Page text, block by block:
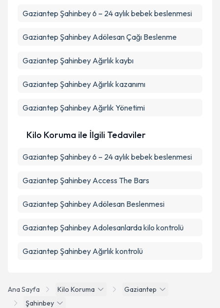
Ana Sayfa Kilo Koruma
Gaziantep
Şahinbey
Gaziantep Şahinbey 6 – 24 aylık bebek beslenmesi
Gaziantep Şahinbey Adölesan Çağı Beslenme
Gaziantep Şahinbey Ağırlık kaybı
Gaziantep Şahinbey Ağırlık kazanımı
Gaziantep Şahinbey Ağırlık Yönetimi
Kilo Koruma ile İlgili Tedaviler
Gaziantep Şahinbey 6 – 24 aylık bebek beslenmesi
Gaziantep Şahinbey Access The Bars
Gaziantep Şahinbey Adölesan Beslenmesi
Gaziantep Şahinbey Adolesanlarda kilo kontrolü
Gaziantep Şahinbey Ağırlık kontrolü